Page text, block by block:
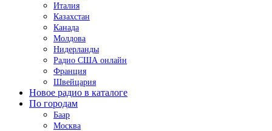
Италия
Казахстан
Канада
Молдова
Нидерланды
Радио США онлайн
Франция
Швейцария
Новое радио в каталоге
По городам
Баар
Москва